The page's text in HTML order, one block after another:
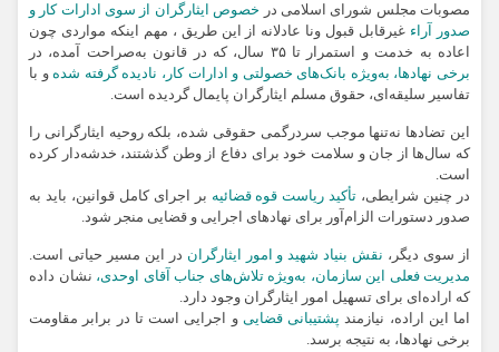
مصوبات مجلس شورای اسلامی در
خصوص ایثارگران از سوی ادارات کار و
صدور آراء غیرقابل قبول ونا عادلانه از این طریق ، مهم اینکه مواردی چون
اعاده به خدمت و استمرار تا ۳۵ سال، که در قانون به‌صراحت آمده، در
برخی نهادها، به‌ویژه بانک‌های خصولتی و ادارات کار، نادیده گرفته شده و با
تفاسیر سلیقه‌ای، حقوق مسلم ایثارگران پایمال گردیده است.
این تضادها نه‌تنها موجب سردرگمی حقوقی شده، بلکه روحیه ایثارگرانی را
که سال‌ها از جان و سلامت خود برای دفاع از وطن گذشتند، خدشه‌دار کرده
است.
در چنین شرایطی، تأکید ریاست قوه قضائیه بر اجرای کامل قوانین، باید به
صدور دستورات الزام‌آور برای نهادهای اجرایی و قضایی منجر شود.
از سوی دیگر، نقش بنیاد شهید و امور ایثارگران در این مسیر حیاتی است.
مدیریت فعلی این سازمان، به‌ویژه تلاش‌های جناب آقای اوحدی، نشان داده
که اراده‌ای برای تسهیل امور ایثارگران وجود دارد.
اما این اراده، نیازمندپشتیبانی قضایی و اجرایی است تا در برابر مقاومت
برخی نهادها، به نتیجه برسد.